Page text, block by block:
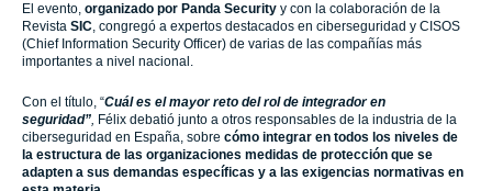
El evento, organizado por Panda Security y con la colaboración de la
Revista SIC, congregó a expertos destacados en ciberseguridad y CISOS
(Chief Information Security Officer) de varias de las compañías más
importantes a nivel nacional.
Con el título, “Cuál es el mayor reto del rol de integrador en
seguridad”, Félix debatió junto a otros responsables de la industria de la
ciberseguridad en España, sobre cómo integrar en todos los niveles de
la estructura de las organizaciones medidas de protección que se
adapten a sus demandas específicas y a las exigencias normativas en